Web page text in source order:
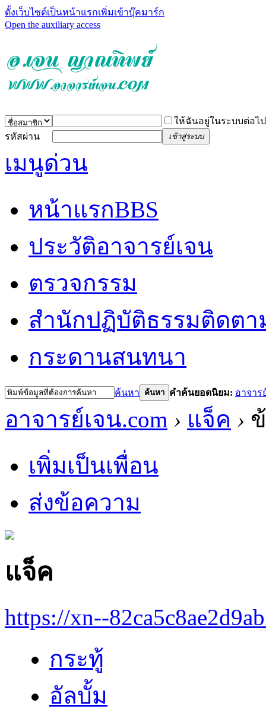
ตั้งเว็บไซต์เป็นหน้าแรกเพิ่มเข้าบุ๊คมาร์ก
Open the auxiliary access
ให้ฉันอยู่ในระบบต่อไป
รหัสผ่าน
เข้าสู่ระบบ
เมนูด่วน
หน้าแรกBBS
ประวัติอาจารย์เจน
ตรวจกรรม
สำนักปฏิบัติธรรมติดต
กระดานสนทนา
ค้นหา ค้นหา คำค้นยอดนิยม: อาจาร
อาจารย์เจน.com › แจ็ค ›
เพิ่มเป็นเพื่อน
ส่งข้อความ
แจ็ค
https://xn--
กระทู้
อัลบั้ม